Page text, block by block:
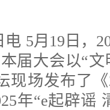
5月19日，
届大会以“
现场发布了
年“e起辟谣